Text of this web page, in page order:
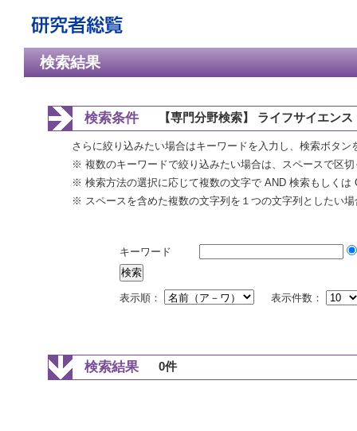
検索結果
検索条件 【専門分野検索】 ライフサイエン
さらに絞り込みたい場合はキーワードを入力し、検索ボタ
※ 複数のキーワードで絞り込みたい場合は、スペースで区
※ 検索方法の選択に応じて複数の文字で AND 検索もしくは
※ スペースを含めた複数の文字列を１つの文字列としたい
キーワード
表示順： 表示件数：
検索結果 0件